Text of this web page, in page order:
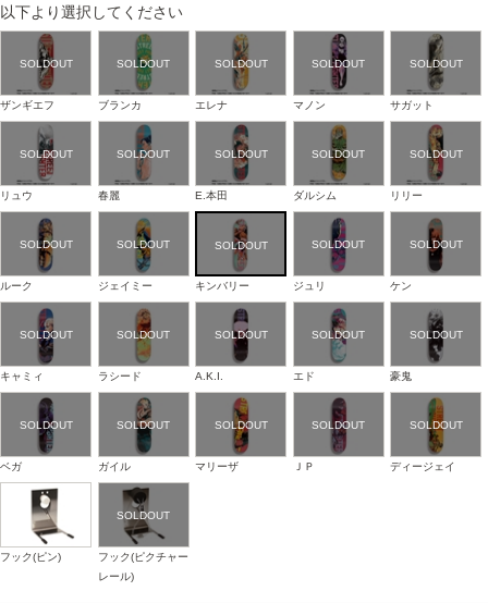
以下より選択してください
ザンギエフ ブランカ エレナ マノン サガット
リュウ 春麗 E.本田 ダルシム リリー
ルーク ジェイミー キンバリー ジュリ ケン
キャミィ ラシード A.K.I. エド 豪鬼
ベガ ガイル マリーザ ＪＰ ディージェイ
フック(ピン)
フック(ピクチャー
レール)